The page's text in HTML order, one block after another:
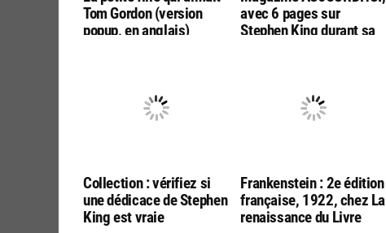
Tom Gordon (version
popup, en anglais)
avec 6 pages sur
Stephen King durant sa
Collection : vérifiez si
une dédicace de Stephen
King est vraie
Frankenstein : 2e édition
française, 1922, chez La
renaissance du Livre